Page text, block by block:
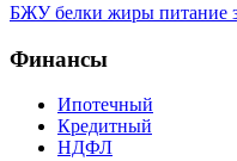
БЖУбелки жиры питание
Финансы
Ипотечный
Кредитный
НДФЛ